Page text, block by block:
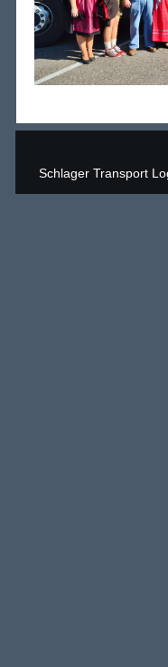
Schlager Transport